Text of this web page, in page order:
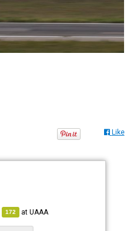
Like
172 atUAAA